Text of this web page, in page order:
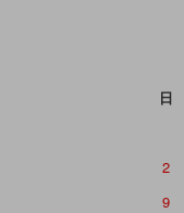
日
2
9